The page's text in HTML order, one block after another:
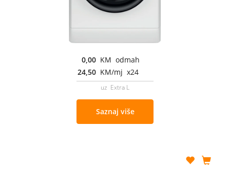
0,00 KM odmah
24,50 KM/mj x24
uz Extra L
Saznaj više